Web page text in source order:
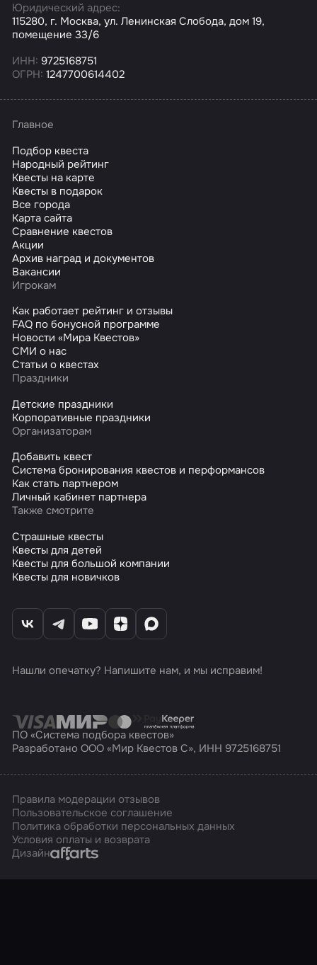
Юридический адрес:
115280, г. Москва, ул. Ленинская Слобода, дом 19,
помещение 33/6
ИНН: 9725168751
ОГРН: 1247700614402
Главное
Подбор квеста
Народный рейтинг
Квесты на карте
Квесты в подарок
Все города
Карта сайта
Сравнение квестов
Акции
Архив наград и документов
Вакансии
Игрокам
Как работает рейтинг и отзывы
FAQ по бонусной программе
Новости «Мира Квестов»
СМИ о нас
Статьи о квестах
Праздники
Детские праздники
Корпоративные праздники
Организаторам
Добавить квест
Система бронирования квестов и перформансов
Как стать партнером
Личный кабинет партнера
Также смотрите
Страшные квесты
Квесты для детей
Квесты для большой компании
Квесты для новичков
Нашли опечатку? Напишите нам, и мы исправим!
ПО «Система подбора квестов»
Разработано ООО «Мир Квестов С», ИНН 9725168751
Правила модерации отзывов
Пользовательское соглашение
Политика обработки персональных данных
Условия оплаты и возврата
ДизайнAffarts